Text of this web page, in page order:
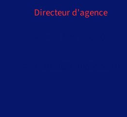
Directeur d'agence